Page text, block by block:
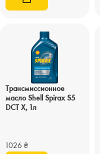
Трансмиссионное
масло Shell Spirax S5
DCT X, 1л
1026 ₴